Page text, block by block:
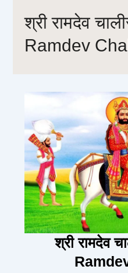
श्री रामदेव
Ramdev
श्री रामदेव